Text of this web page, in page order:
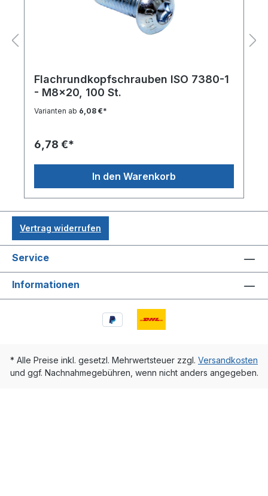
Flachrundkopfschrauben ISO 7380-1
- M8x20, 100 St.
Varianten ab 6,08 €*
6,78 €*
In den Warenkorb
Vertrag widerrufen
Service
Informationen
* Alle Preise inkl. gesetzl. Mehrwertsteuer zzgl. Versandkosten
und ggf. Nachnahmegebühren, wenn nicht anders angegeben.